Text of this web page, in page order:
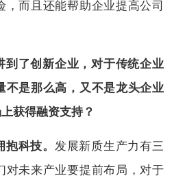
而且还能帮助企业提高公司
到了创新企业，对于传统企业
不是那么高，又不是龙头企业
获得融资支持？
科技。 发展新质生产力有三
对未来产业要提前布局，对于